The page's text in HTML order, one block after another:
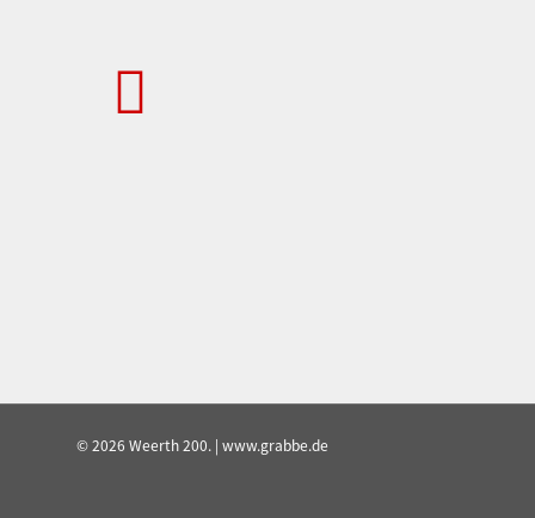
© 2026 Weerth 200. | www.grabbe.de